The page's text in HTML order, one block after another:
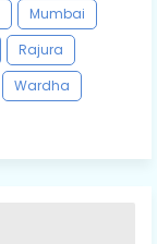
Mumbai
Rajura
Wardha